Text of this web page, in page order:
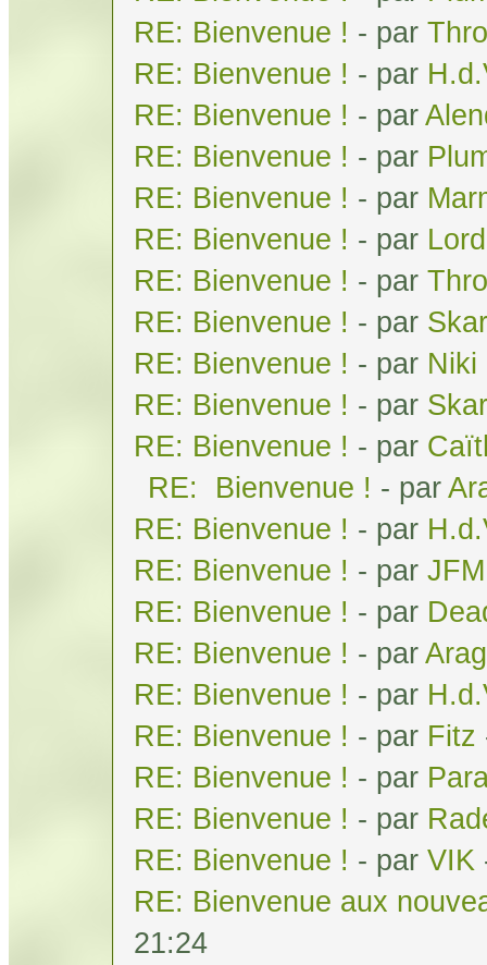
RE: Bienvenue ! - par
RE: Bienvenue ! - par
RE: Bienvenue ! - par
RE: Bienvenue ! - par
RE: Bienvenue ! - par
RE: Bienvenue ! - par
RE: Bienvenue ! - par
RE: Bienvenue ! - par
RE: Bienvenue ! - par Niki
RE: Bienvenue ! - par
RE: Bienvenue ! - par
RE: Bienvenue ! - par
RE: Bienvenue ! - par
RE: Bienvenue ! - par JFM
RE: Bienvenue ! - par
RE: Bienvenue ! - par
RE: Bienvenue ! - par
RE: Bienvenue ! - par Fitz
RE: Bienvenue ! - par
RE: Bienvenue ! - par
RE: Bienvenue ! - par VIK
RE: Bienvenue aux
21:24